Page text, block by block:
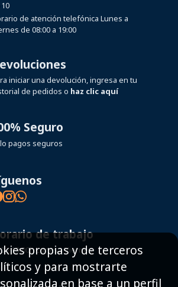
de 08:00 a 19:00
iniciar una devolución, ingresa en tu
de pedidos o
pagos seguros
- 19:00h Lunes - Viernes
del sitio
propias y de terceros
y para mostrarte
en base a un perfil